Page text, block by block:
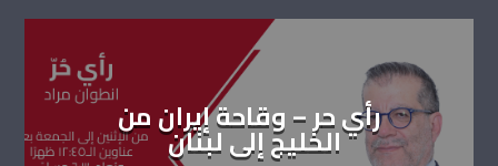
رأي حر – وقاحة إيران من
الخليج إلى لبنان